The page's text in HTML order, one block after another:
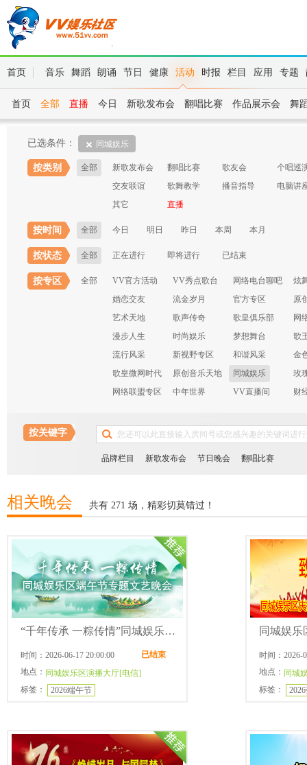
首页 音乐 舞蹈 朗诵 节日 健康 活动 时报 栏目 应用 专题
首页 全部 直播 今日 新歌发布会 翻唱比赛 作品展示会 舞
已选条件： 同城娱乐
按类别 全部 新歌发布会 翻唱比赛 歌友会
个唱巡
交友联谊
歌舞教学 播音指导
电脑讲
其它
直播
按时间 全部 今日 明日 昨日 本周 本月
按状态 全部 正在进行 即将进行 已结束
按专区 全部 VV官方活动 VV秀点歌台 网络电台聊吧
炫
婚恋交友
流金岁月 官方专区
原
艺术天地
歌声传奇 歌皇俱乐部
网
漫步人生
时尚娱乐 梦想舞台
歌
流行风采
新视野专区 和谐风采
金
歌皇微网时代
原创音乐天地 同城娱乐
玫
网络联盟专区
中年世界 VV直播间
财
按关键字
品牌栏目 新歌发布会 节日晚会 翻唱比赛
相关晚会 共有 271 场，精彩切莫错过！
“千年传承 一粽传情”同城娱乐区端午节专题文艺晚会
时间：2026-06-17 20:00:00
地点： 同城娱乐区演播大厅[电信]
标签：
2026端午节
已结束
时间：2026-
地点： 同城
标签：